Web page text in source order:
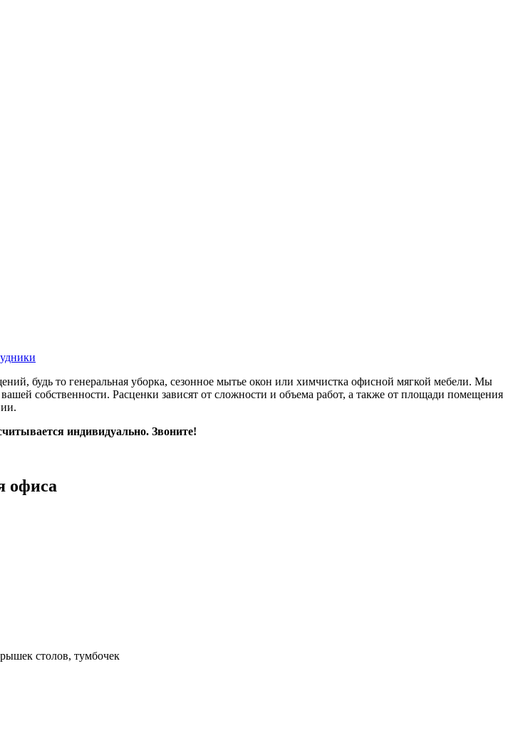
будь то генеральная уборка, сезонное мытье окон или химчистка офисной мягкой мебели. Мы
собственности. Расценки зависят от сложности и объема работ, а также от площади помещения
индивидуально. Звоните!
офиса
столов, тумбочек